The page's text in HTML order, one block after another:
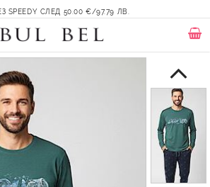
СЛЕД 50.00 €/97.79 ЛВ.